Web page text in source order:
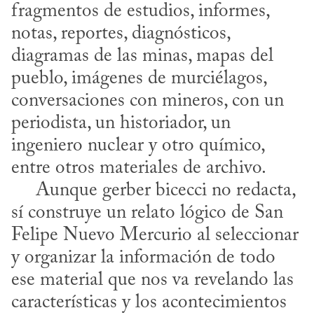
fragmentos de estudios, informes,
notas, reportes, diagnósticos,
diagramas de las minas, mapas del
pueblo, imágenes de murciélagos,
conversaciones con mineros, con un
periodista, un historiador, un
ingeniero nuclear y otro químico,
entre otros materiales de archivo.
sí construye un relato lógico de San
Felipe Nuevo Mercurio al seleccionar
y organizar la información de todo
ese material que nos va revelando las
características y los acontecimientos